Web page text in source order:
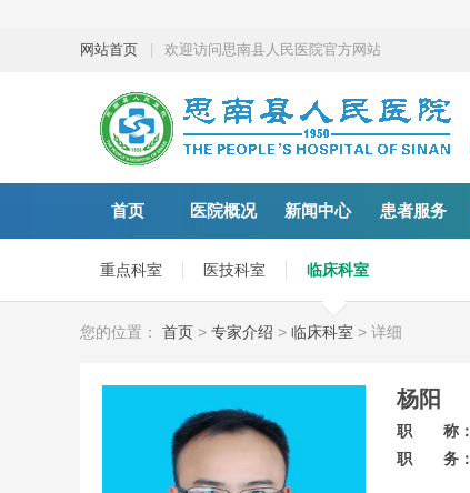
网站首页 欢迎访问思南县人民医院官方网站
首页 医院概况 新闻中心 患者服务
重点科室 医技科室 临床科室
您的位置： 首页 > 专家介绍 > 临床科室 > 详细
杨阳
职 称：
职 务：